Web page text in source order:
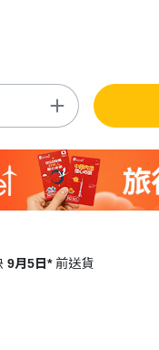
9月5日* 前送貨